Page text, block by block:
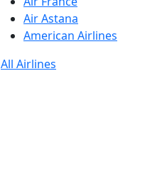
Air Astana
American Airlines
All Airlines